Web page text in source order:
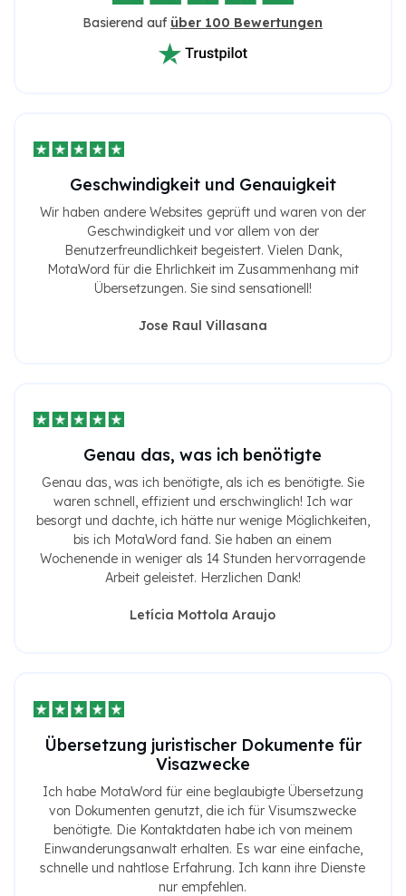
Basierend auf über 100 Bewertungen
Geschwindigkeit und Genauigkeit
Wir haben andere Websites geprüft und waren von der
Geschwindigkeit und vor allem von der
Benutzerfreundlichkeit begeistert. Vielen Dank,
MotaWord für die Ehrlichkeit im Zusammenhang mit
Übersetzungen. Sie sind sensationell!
Jose Raul Villasana
Genau das, was ich benötigte
Genau das, was ich benötigte, als ich es benötigte. Sie
waren schnell, effizient und erschwinglich! Ich war
besorgt und dachte, ich hätte nur wenige Möglichkeiten,
bis ich MotaWord fand. Sie haben an einem
Wochenende in weniger als 14 Stunden hervorragende
Arbeit geleistet. Herzlichen Dank!
Letícia Mottola Araujo
Übersetzung juristischer Dokumente für
Visazwecke
Ich habe MotaWord für eine beglaubigte Übersetzung
von Dokumenten genutzt, die ich für Visumszwecke
benötigte. Die Kontaktdaten habe ich von meinem
Einwanderungsanwalt erhalten. Es war eine einfache,
schnelle und nahtlose Erfahrung. Ich kann ihre Dienste
nur empfehlen.